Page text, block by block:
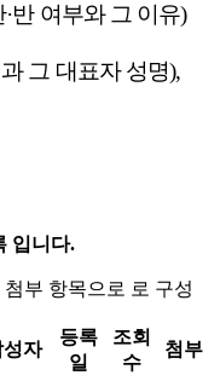
·반 여부와 그 이유)
그 대표자 성명),
입니다.
부 항목으로 로 구성
성자
등록
일
조회
수
첨부